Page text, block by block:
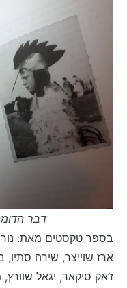
דבר
בספר טקסטים מאת: נורית
ארז שוייצר, שירה סתיו,
ז’אק סיקאר, יגאל שוורץ,